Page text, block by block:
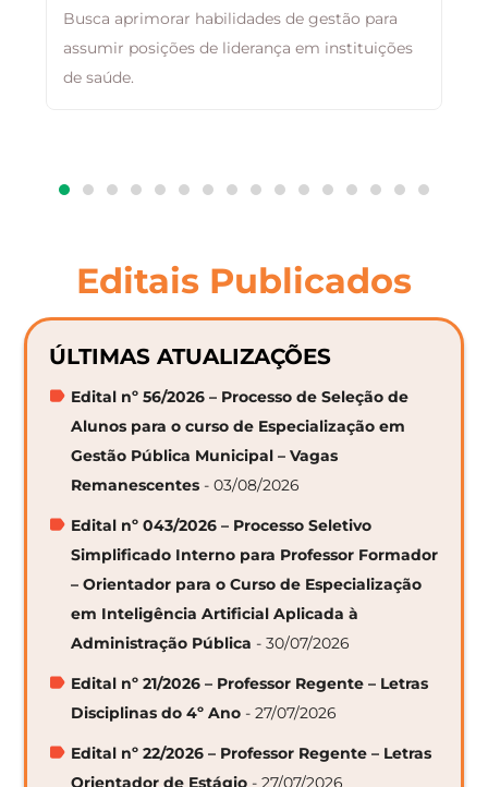
Busca aprimorar habilidades de gestão para
assumir posições de liderança em instituições
de saúde.
Editais Publicados
ÚLTIMAS ATUALIZAÇÕES
Edital nº 56/2026 – Processo de Seleção de
Alunos para o curso de Especialização em
Gestão Pública Municipal – Vagas
Remanescentes - 03/08/2026
Edital nº 043/2026 – Processo Seletivo
Simplificado Interno para Professor Formador
– Orientador para o Curso de Especialização
em Inteligência Artificial Aplicada à
Administração Pública - 30/07/2026
Edital nº 21/2026 – Professor Regente – Letras
Disciplinas do 4º Ano - 27/07/2026
Edital nº 22/2026 – Professor Regente – Letras
Orientador de Estágio - 27/07/2026